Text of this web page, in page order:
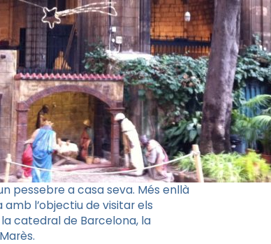
pessebre a casa seva. Més enllà
l’objectiu de visitar els
catedral de Barcelona, la